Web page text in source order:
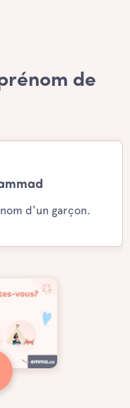
de
d'un garçon.